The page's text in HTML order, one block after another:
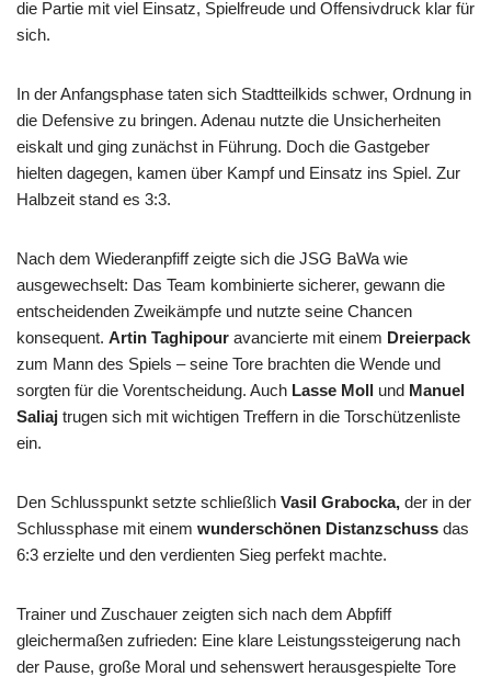
die Partie mit viel Einsatz, Spielfreude und Offensivdruck klar für
sich.
In der Anfangsphase taten sich Stadtteilkids schwer, Ordnung in
die Defensive zu bringen. Adenau nutzte die Unsicherheiten
eiskalt und ging zunächst in Führung. Doch die Gastgeber
hielten dagegen, kamen über Kampf und Einsatz ins Spiel. Zur
Halbzeit stand es 3:3.
Nach dem Wiederanpfiff zeigte sich die JSG BaWa wie
ausgewechselt: Das Team kombinierte sicherer, gewann die
entscheidenden Zweikämpfe und nutzte seine Chancen
konsequent. Artin Taghipour avancierte mit einem Dreierpack
zum Mann des Spiels – seine Tore brachten die Wende und
sorgten für die Vorentscheidung. Auch Lasse Moll und Manuel
Saliaj trugen sich mit wichtigen Treffern in die Torschützenliste
ein.
Den Schlusspunkt setzte schließlich Vasil Grabocka, der in der
Schlussphase mit einem wunderschönen Distanzschuss das
6:3 erzielte und den verdienten Sieg perfekt machte.
Trainer und Zuschauer zeigten sich nach dem Abpfiff
gleichermaßen zufrieden: Eine klare Leistungssteigerung nach
der Pause, große Moral und sehenswert herausgespielte Tore